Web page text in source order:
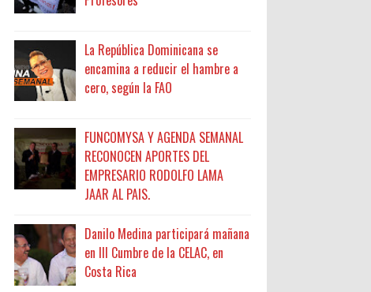
La República Dominicana se
encamina a reducir el hambre a
cero, según la FAO
FUNCOMYSA Y AGENDA SEMANAL
RECONOCEN APORTES DEL
EMPRESARIO RODOLFO LAMA
JAAR AL PAIS.
Danilo Medina participará mañana
en III Cumbre de la CELAC, en
Costa Rica